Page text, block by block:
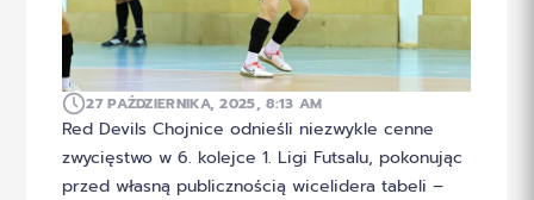
27 PAŹDZIERNIKA, 2025, 8:13 AM
Red Devils Chojnice odnieśli niezwykle cenne
zwycięstwo w 6. kolejce 1. Ligi Futsalu, pokonując
przed własną publicznością wicelidera tabeli –